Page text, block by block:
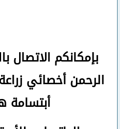
بإمكانكم الاتصال
الرحمنأخصائي
أبتسامة